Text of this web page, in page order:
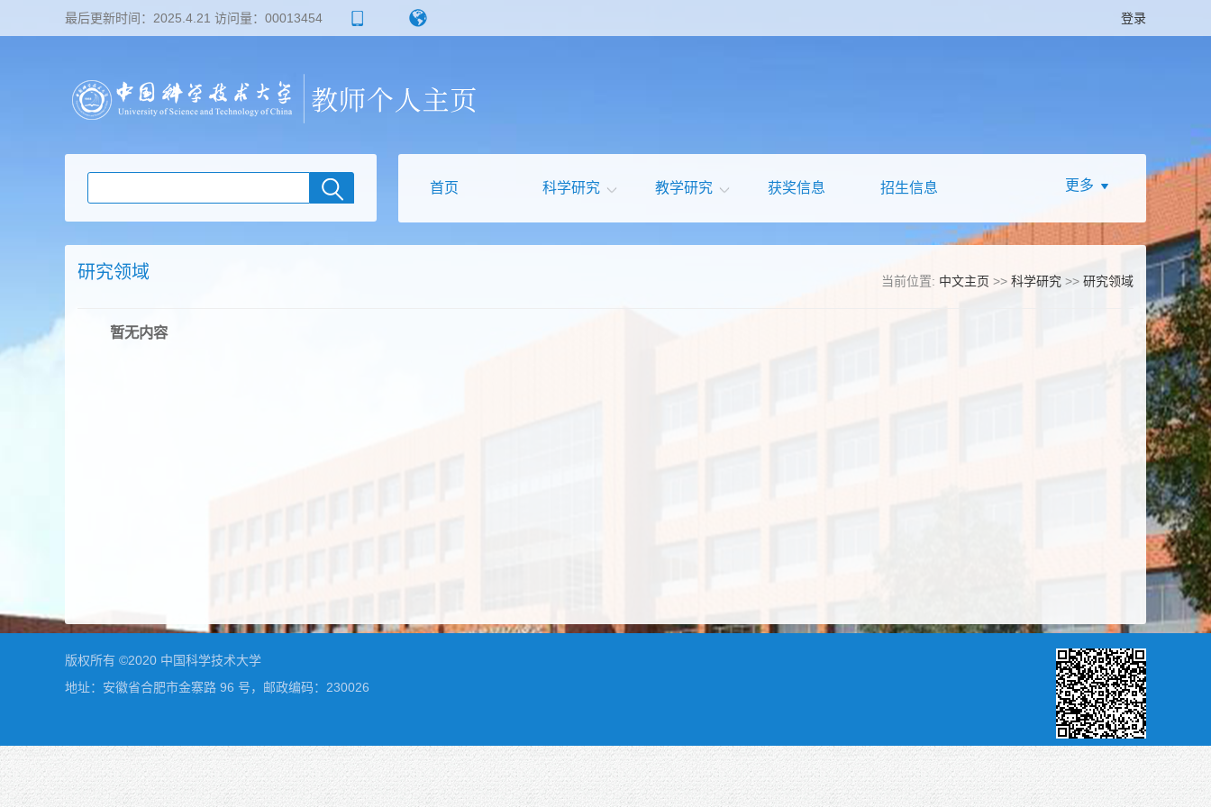
最后更新时间： 2025 4 21 访问量： 00013454 登录
首页 科学研究 教学研究 获奖信息 招生信息 更多
研究领域 当前位置: 中文主页 >> 科学研究 >> 研究领域
暂无内容
版权所有 ©2020 中国科学技术大学
地址：安徽省合肥市金寨路 96 号，邮政编码：230026